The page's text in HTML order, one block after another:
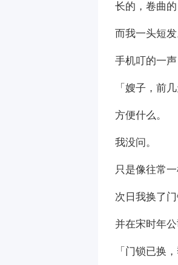
长的，卷曲的
而我一头短发
手机叮的一声
「嫂子，前
方便什么。
我没问。
只是像往常
次日我换了门
并在宋时年
「门锁已换